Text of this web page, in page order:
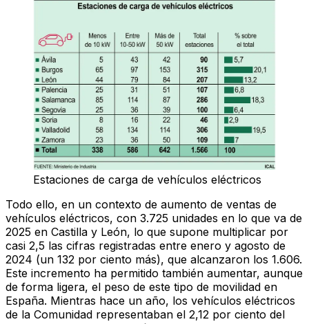
Estaciones de carga de vehí­culos eléctricos
Todo ello, en un contexto de aumento de ventas de
vehículos eléctricos, con 3.725 unidades en lo que va de
2025 en Castilla y León, lo que supone multiplicar por
casi 2,5 las cifras registradas entre enero y agosto de
2024 (un 132 por ciento más), que alcanzaron los 1.606.
Este incremento ha permitido también aumentar, aunque
de forma ligera, el peso de este tipo de movilidad en
España. Mientras hace un año, los vehículos eléctricos
de la Comunidad representaban el 2,12 por ciento del